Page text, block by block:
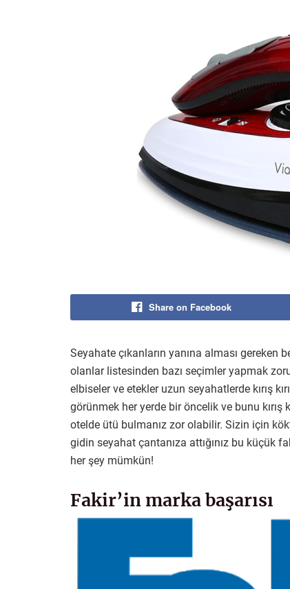
Share on Facebook
Seyahate çıkanların yanına alması
olanlar listesinden bazı seçimler yapmak
elbiseler ve etekler uzun seyahatlerde kırış
görünmek her yerde bir öncelik ve bunu
otelde ütü bulmanız zor olabilir. Sizin için
gidin seyahat çantanıza attığınız bu küçük
her şey mümkün!
Fakir’in marka başarısı